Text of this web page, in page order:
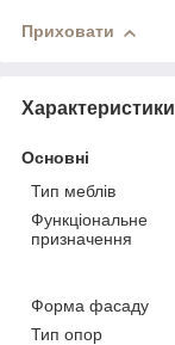
Приховати
Характеристики
Основні
Тип меблів
Функціональне
призначення
Форма фасаду
Тип опор